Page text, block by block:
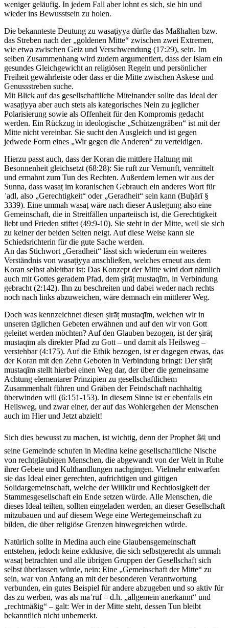
weniger geläufig. In jedem Fall aber lohnt es sich, sie hin und
wieder ins Bewusstsein zu holen.
Die bekannteste Deutung zu wasaṭiyya dürfte das Maßhalten bzw.
das Streben nach der „goldenen Mitte“ zwischen zwei Extremen,
wie etwa zwischen Geiz und Verschwendung (17:29), sein. Im
selben Zusammenhang wird zudem argumentiert, dass der Islam ein
gesundes Gleichgewicht an religiösen Regeln und persönlicher
Freiheit gewährleiste oder dass er die Mitte zwischen Askese und
Genussstreben suche.
Mit Blick auf das gesellschaftliche Miteinander sollte das Ideal der
wasaṭiyya aber auch stets als kategorisches Nein zu jeglicher
Polarisierung sowie als Offenheit für den Kompromis gedacht
werden. Ein Rückzug in ideologische „Schützengräben“ ist mit der
Mitte nicht vereinbar. Sie sucht den Ausgleich und ist gegen
jedwede Form eines „Wir gegen die Anderen“ zu verteidigen.
Hierzu passt auch, dass der Koran die mittlere Haltung mit
Besonnenheit gleichsetzt (68:28): Sie ruft zur Vernunft, vermittelt
und ermahnt zum Tun des Rechten. Außerdem lernen wir aus der
Sunna, dass wasaṭ im koranischen Gebrauch ein anderes Wort für
ʿadl, also „Gerechtigkeit“ oder „Geradheit“ sein kann (Buḫārī §
3339). Eine ummah wasaṭ wäre nach dieser Auslegung also eine
Gemeinschaft, die in Streitfällen unparteiisch ist, die Gerechtigkeit
liebt und Frieden stiftet (49:9-10). Sie steht in der Mitte, weil sie sich
zu keiner der beiden Seiten neigt. Auf diese Weise kann sie
Schiedsrichterin für die gute Sache werden.
An das Stichwort „Geradheit“ lässt sich wiederum ein weiteres
Verständnis von wasaṭiyya anschließen, welches erneut aus dem
Koran selbst ableitbar ist: Das Konzept der Mitte wird dort nämlich
auch mit Gottes geradem Pfad, dem ṣirāṭ mustaqīm, in Verbindung
gebracht (2:142). Ihn zu beschreiten und dabei weder nach rechts
noch nach links abzuweichen, wäre demnach ein mittlerer Weg.
Doch was kennzeichnet diesen ṣirāṭ mustaqīm, welchen wir in
unseren täglichen Gebeten erwähnen und auf den wir von Gott
geleitet werden möchten? Auf den Glauben bezogen, ist der ṣirāṭ
mustaqīm als direkter Pfad zu Gott – und damit als Heilsweg –
verstehbar (4:175). Auf die Ethik bezogen, ist er dagegen etwas, das
der Koran mit den Zehn Geboten in Verbindung bringt: Der ṣirāṭ
mustaqīm stellt hierbei einen Weg dar, der über die gemeinsame
Achtung elementarer Prinzipien zu gesellschaftlichem
Zusammenhalt führen und Gräben der Feindschaft nachhaltig
überwinden will (6:151-153). In diesem Sinne ist er ebenfalls ein
Heilsweg, und zwar einer, der auf das Wohlergehen der Menschen
auch im Hier und Jetzt abzielt!
Sich dies bewusst zu machen, ist wichtig, denn der Prophet ﷺ und
seine Gemeinde schufen in Medina keine gesellschaftliche Nische
von rechtgläubigen Menschen, die abgewandt von der Welt in Ruhe
ihrer Gebete und Kulthandlungen nachgingen. Vielmehr entwarfen
sie das Ideal einer gerechten, aufrichtigen und gütigen
Solidargemeinschaft, welche der Willkür und Rechtlosigkeit der
Stammesgesellschaft ein Ende setzen würde. Alle Menschen, die
dieses Ideal teilten, sollten eingeladen werden, an dieser Gesellschaft
mitzubauen und auf diesem Wege eine Wertegemeinschaft zu
bilden, die über religiöse Grenzen hinwegreichen würde.
Natürlich sollte in Medina auch eine Glaubensgemeinschaft
entstehen, jedoch keine exklusive, die sich selbstgerecht als ummah
wasaṭ betrachten und alle übrigen Gruppen der Gesellschaft sich
selbst überlassen würde, nein: Eine „Gemeinschaft der Mitte“ zu
sein, war von Anfang an mit der besonderen Verantwortung
verbunden, ein gutes Beispiel für andere abzugeben und so aktiv für
das zu werben, was als maʿrūf – d.h. „allgemein anerkannt“ und
„rechtmäßig“ – galt: Wer in der Mitte steht, dessen Tun bleibt
bekanntlich nicht unbemerkt.